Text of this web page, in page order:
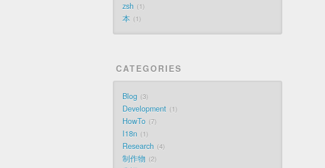
zsh 1
本 1
CATEGORIES
Blog 3
Development 1
HowTo 7
I18n 1
Research 4
制作物 2